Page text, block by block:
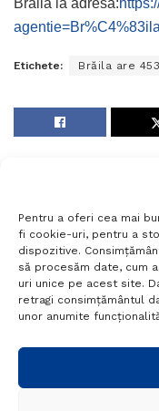
Pentru a oferi cea mai
fi cookie-uri, pentru a
dispozitive.
să procesăm date, cum
uri unice pe acest site.
retragi consimțământul
unor anumite
Brăila la adresa:
agentie=Br%C4%83ila
Etichete: Brăila are
Termeni si conditii
Politica